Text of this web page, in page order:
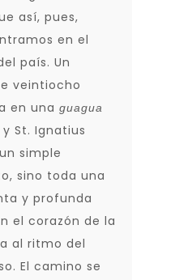
así, pues,
en el
país. Un
veintiocho
en una guagua
St. Ignatius
simple
sino toda una
y profunda
el corazón de la
al ritmo del
El camino se